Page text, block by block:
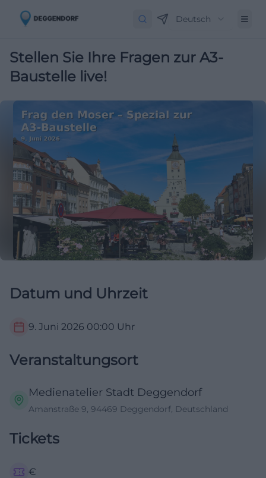
Deutsch
Stellen Sie Ihre Fragen zur A3-
Baustelle live!
Datum und Uhrzeit
9. Juni 2026 00:00 Uhr
Veranstaltungsort
Medienatelier Stadt Deggendorf
Amanstraße 9, 94469 Deggendorf, Deutschland
Tickets
€